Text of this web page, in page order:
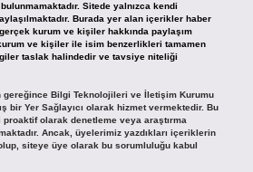
Sitede yalnızca kendi
Burada yer alan içerikler haber
kurum ve kişiler hakkında paylaşım
ve kişiler ile isim benzerlikleri tamamen
taslak halindedir ve tavsiye niteliği
gereğince Bilgi Teknolojileri ve İletişim Kurumu
bir Yer Sağlayıcı olarak hizmet vermektedir. Bu
olarak denetleme veya araştırma
Ancak, üyelerimiz yazdıkları içeriklerin
siteye üye olarak bu sorumluluğu kabul